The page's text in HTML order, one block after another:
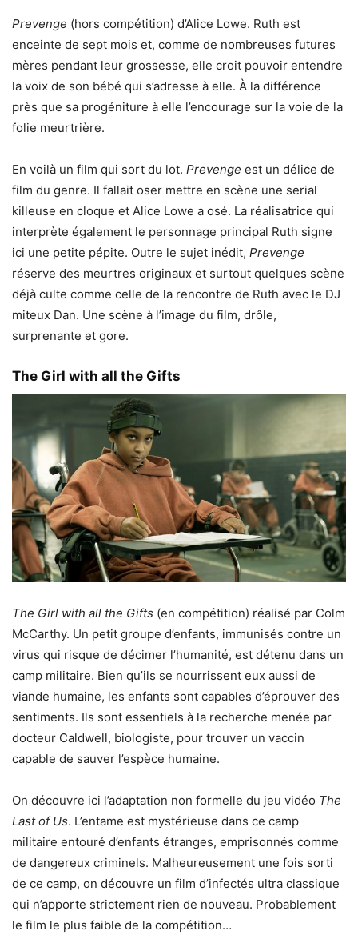
Prevenge (hors compétition) d’Alice Lowe. Ruth est
enceinte de sept mois et, comme de nombreuses futures
mères pendant leur grossesse, elle croit pouvoir entendre
la voix de son bébé qui s’adresse à elle. À la différence
près que sa progéniture à elle l’encourage sur la voie de la
folie meurtrière.
En voilà un film qui sort du lot. Prevenge est un délice de
film du genre. Il fallait oser mettre en scène une serial
killeuse en cloque et Alice Lowe a osé. La réalisatrice qui
interprète également le personnage principal Ruth signe
ici une petite pépite. Outre le sujet inédit, Prevenge
réserve des meurtres originaux et surtout quelques scène
déjà culte comme celle de la rencontre de Ruth avec le DJ
miteux Dan. Une scène à l’image du film, drôle,
surprenante et gore.
The Girl with all the Gifts
The Girl with all the Gifts (en compétition) réalisé par Colm
McCarthy. Un petit groupe d’enfants, immunisés contre un
virus qui risque de décimer l’humanité, est détenu dans un
camp militaire. Bien qu’ils se nourrissent eux aussi de
viande humaine, les enfants sont capables d’éprouver des
sentiments. Ils sont essentiels à la recherche menée par
docteur Caldwell, biologiste, pour trouver un vaccin
capable de sauver l’espèce humaine.
On découvre ici l’adaptation non formelle du jeu vidéo The
Last of Us. L’entame est mystérieuse dans ce camp
militaire entouré d’enfants étranges, emprisonnés comme
de dangereux criminels. Malheureusement une fois sorti
de ce camp, on découvre un film d’infectés ultra classique
qui n’apporte strictement rien de nouveau. Probablement
le film le plus faible de la compétition…